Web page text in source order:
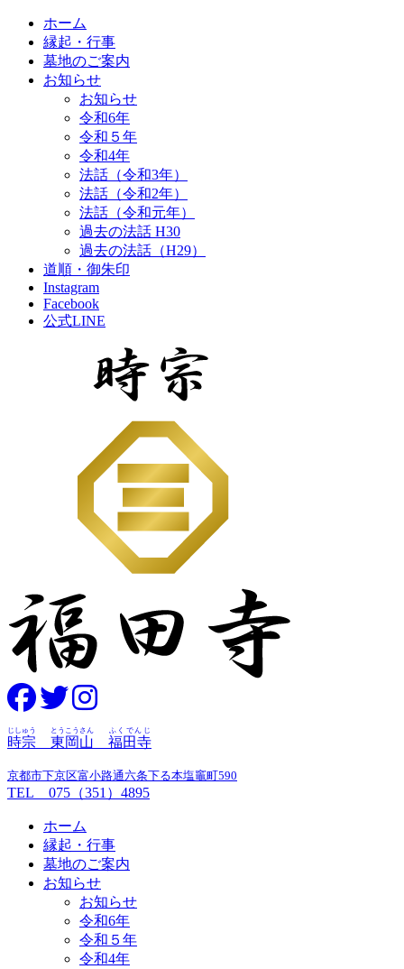
ホーム
縁起・行事
墓地のご案内
お知らせ
お知らせ
令和6年
令和５年
令和4年
法話（令和3年）
法話（令和2年）
法話（令和元年）
過去の法話 H30
過去の法話（H29）
道順・御朱印
Instagram
Facebook
公式LINE
時宗
じしゅう
東岡山
とうこうさん
福田寺
ふくでんじ
京都市下京区富小路通六条下る本塩竈町590
TEL 075（351）4895
ホーム
縁起・行事
墓地のご案内
お知らせ
お知らせ
令和6年
令和５年
令和4年